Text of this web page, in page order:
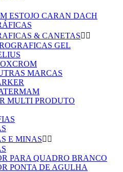
ESTOJO CARAN DACH
& CANETAS 
GEL
MARCAS
MULTI PRODUTO
E MINAS 
PARA QUADRO BRANCO
PONTA DE AGULHA